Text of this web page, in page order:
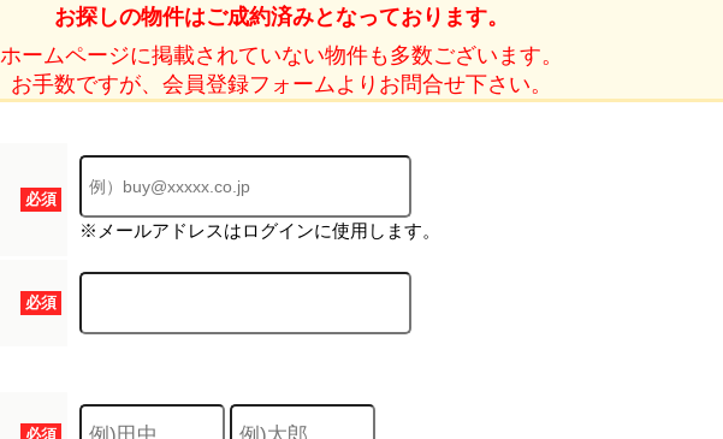
お探しの物件はご成約済みとなっております。
ホームページに掲載されていない物件も多数ございます。
お手数ですが、会員登録フォームよりお問合せ下さい。
必須
※メールアドレスはログインに使用します。
必須
必須